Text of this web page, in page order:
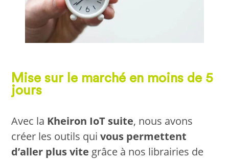
Mise sur le marché en moins de 5
jours
Avec la Kheiron IoT suite, nous avons
créer les outils quivous permettent
d’aller plus vite grâce à nos librairies de